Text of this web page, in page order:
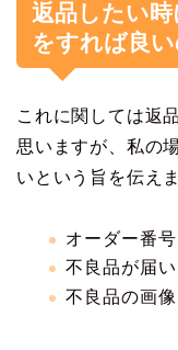
返品したい
をすれば良
これに関しては返
思いますが、私の
いという旨を伝え
オーダー番号
不良品が届
不良品の画